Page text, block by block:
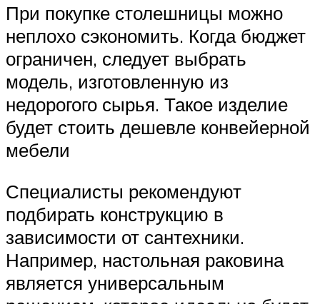
При покупке столешницы можно
неплохо сэкономить. Когда бюджет
ограничен, следует выбрать
модель, изготовленную из
недорогого сырья. Такое изделие
будет стоить дешевле конвейерной
мебели
Специалисты рекомендуют
подбирать конструкцию в
зависимости от сантехники.
Например, настольная раковина
является универсальным